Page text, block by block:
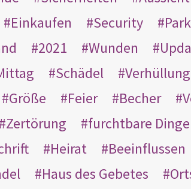
Einkaufen Security
2021 Wunden
Schädel Verhüllung
Größe Feier Becher
Zertörung furchtbare Dinge
Heirat Beeinflussen
Haus des Gebetes